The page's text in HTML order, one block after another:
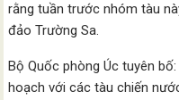
rằng tuần trước nhóm tàu
đảo Trường Sa.
Bộ Quốc phòng Úc tuyên
hoạch với các tàu chiến